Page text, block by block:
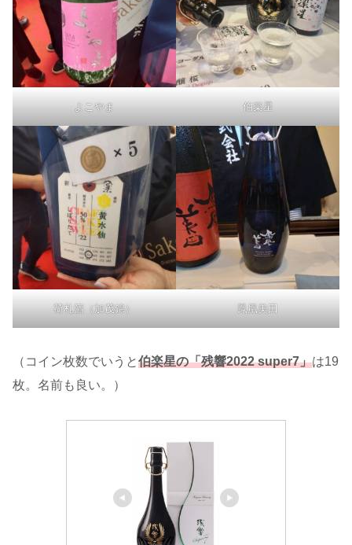
よこやま 伯楽星
荷札酒（加茂錦） 鳳凰美田
（コイン枚数でいうと伯楽星の「残響2022 super7」は19
枚。名前も良い。）